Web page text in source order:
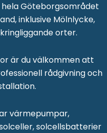
Göteborgsområdet
inklusive Mölnlycke,
orter.
är du välkommen att
rådgivning och
värmepumpar,
solcellsbatterier